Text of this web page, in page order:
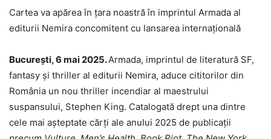
Cartea va apărea în țara noastră în imprintul Armada al
editurii Nemira concomitent cu lansarea internațională
București, 6 mai 2025.Armada, imprintul de literatură SF,
fantasy și thriller al editurii Nemira, aduce cititorilor din
România un nou thriller incendiar al maestrului
suspansului, Stephen King. Catalogată drept una dintre
cele mai așteptate cărți ale anului 2025 de publicații